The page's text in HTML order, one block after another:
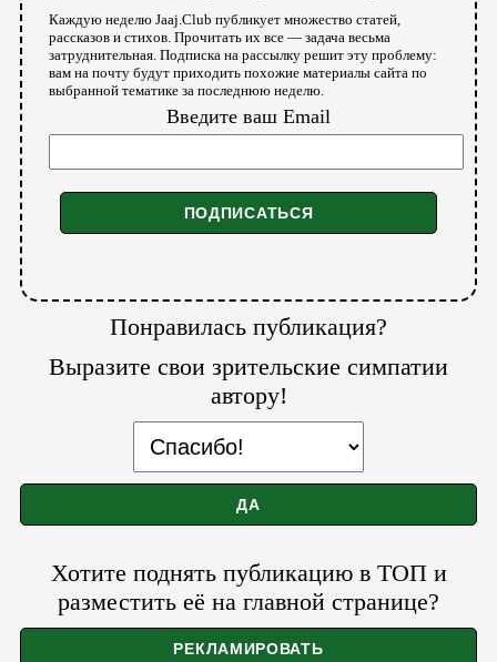
Каждую неделю Jaaj.Club публикует множество статей,
рассказов и стихов. Прочитать их все — задача весьма
затруднительная. Подписка на рассылку решит эту проблему:
вам на почту будут приходить похожие материалы сайта по
выбранной тематике за последнюю неделю.
Введите ваш Email
Понравилась публикация?
Выразите свои зрительские симпатии
автору!
Хотите поднять публикацию в ТОП и
разместить её на главной странице?